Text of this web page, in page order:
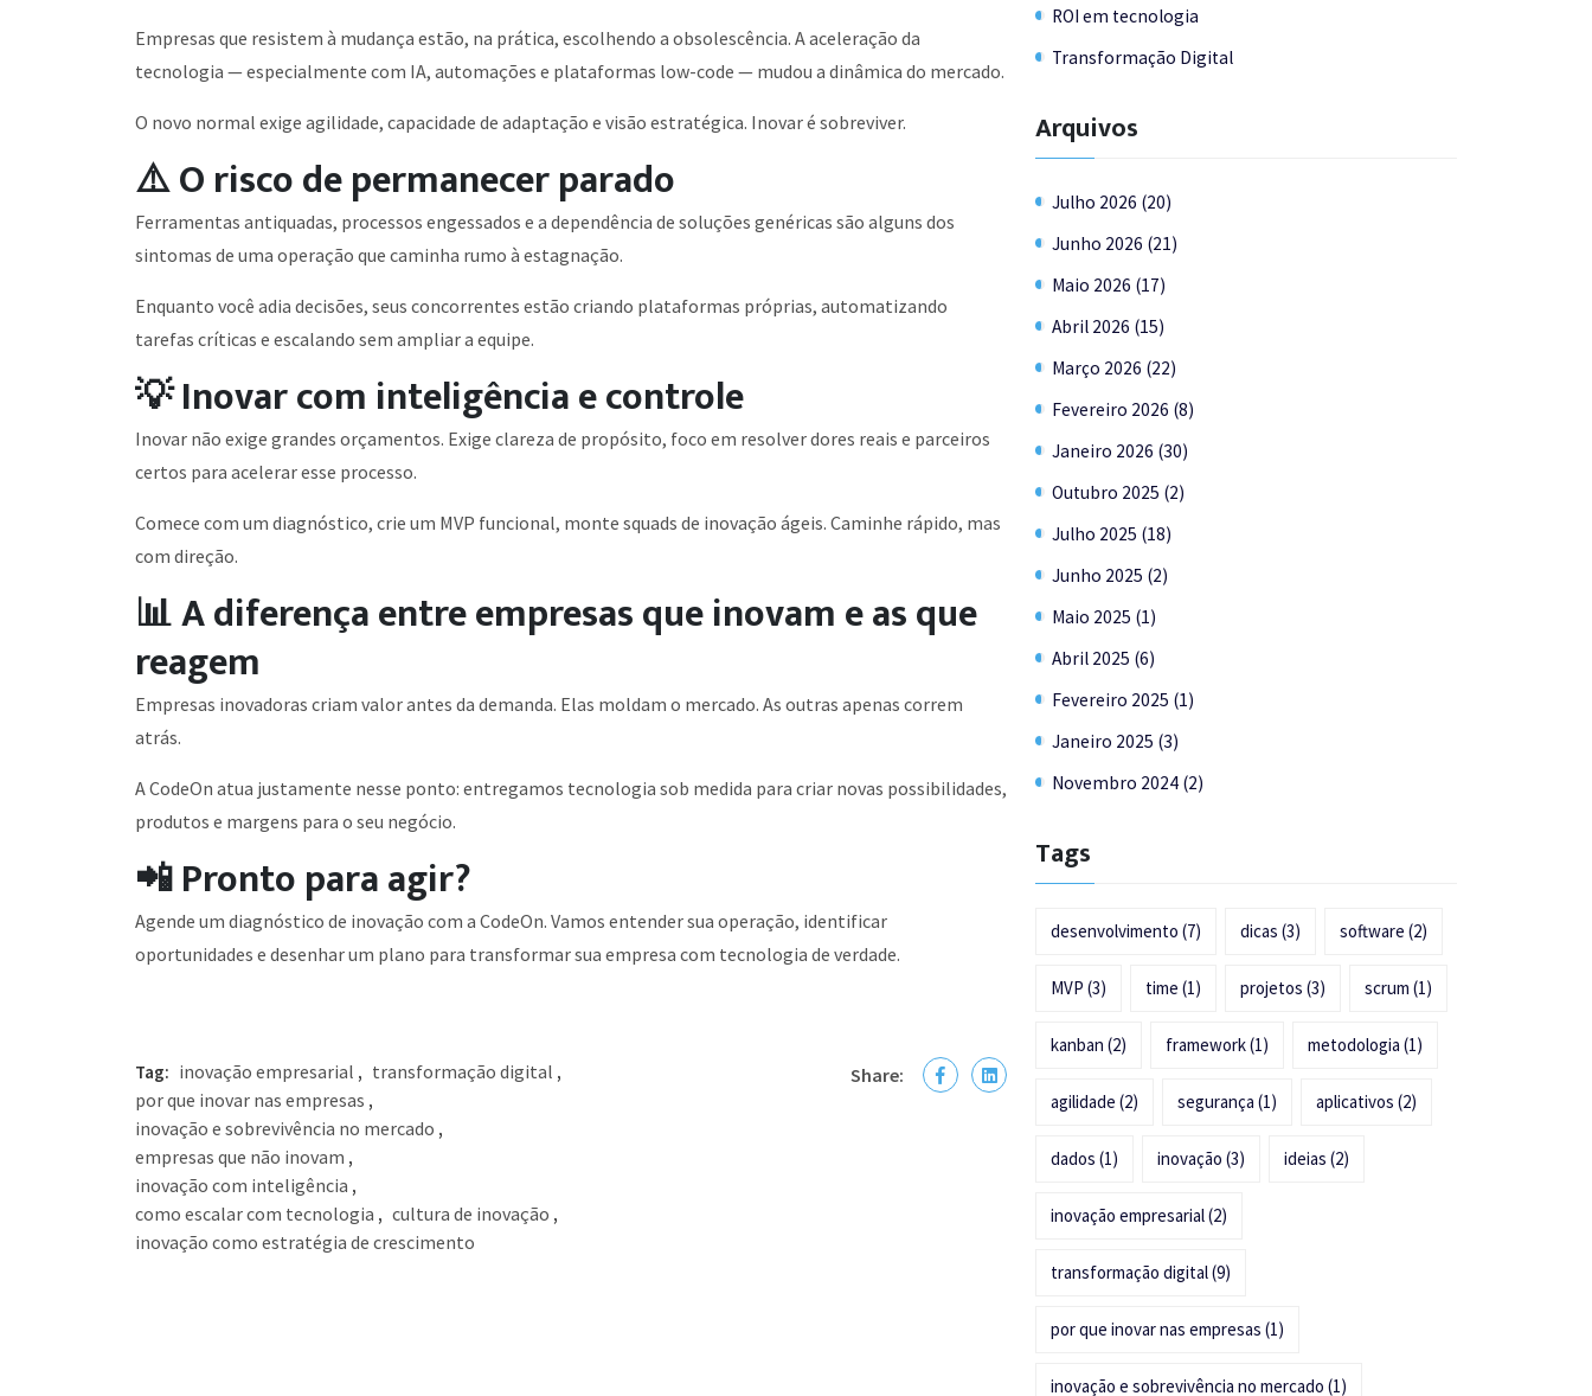
Empresas que resistem à mudança estão, na prática, escolhendo a obsolescência. A aceleração da
tecnologia — especialmente com IA, automações e plataformas low-code — mudou a dinâmica do mercado.
O novo normal exige agilidade, capacidade de adaptação e visão estratégica. Inovar é sobreviver.
⚠️ O risco de permanecer parado
Ferramentas antiquadas, processos engessados e a dependência de soluções genéricas são alguns dos
sintomas de uma operação que caminha rumo à estagnação.
Enquanto você adia decisões, seus concorrentes estão criando plataformas próprias, automatizando
tarefas críticas e escalando sem ampliar a equipe.
💡 Inovar com inteligência e controle
Inovar não exige grandes orçamentos. Exige clareza de propósito, foco em resolver dores reais e parceiros
certos para acelerar esse processo.
Comece com um diagnóstico, crie um MVP funcional, monte squads de inovação ágeis. Caminhe rápido, mas
com direção.
📊 A diferença entre empresas que inovam e as que
reagem
Empresas inovadoras criam valor antes da demanda. Elas moldam o mercado. As outras apenas correm
atrás.
A CodeOn atua justamente nesse ponto: entregamos tecnologia sob medida para criar novas possibilidades,
produtos e margens para o seu negócio.
📲 Pronto para agir?
Agende um diagnóstico de inovação com a CodeOn. Vamos entender sua operação, identificar
oportunidades e desenhar um plano para transformar sua empresa com tecnologia de verdade.
Tag: inovação empresarial , transformação digital ,
por que inovar nas empresas ,
inovação e sobrevivência no mercado ,
empresas que não inovam ,
inovação com inteligência ,
como escalar com tecnologia , cultura de inovação ,
inovação como estratégia de crescimento
Share:
ROI em tecnologia
Transformação Digital
Arquivos
Julho 2026 (20)
Junho 2026 (21)
Maio 2026 (17)
Abril 2026 (15)
Março 2026 (22)
Fevereiro 2026 (8)
Janeiro 2026 (30)
Outubro 2025 (2)
Julho 2025 (18)
Junho 2025 (2)
Maio 2025 (1)
Abril 2025 (6)
Fevereiro 2025 (1)
Janeiro 2025 (3)
Novembro 2024 (2)
Tags
desenvolvimento (7) dicas (3) software (2)
MVP (3) time (1) projetos (3) scrum (1)
kanban (2) framework(1) metodologia (1)
agilidade (2) segurança (1) aplicativos (2)
dados (1) inovação (3) ideias (2)
inovação empresarial(2)
transformação digital(9)
por que inovar nas empresas (1)
inovação e sobrevivência no mercado (1)